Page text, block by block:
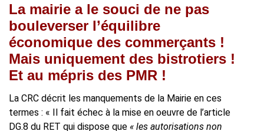
La mairie a le souci de ne pas
bouleverser l’équilibre
économique des commerçants !
Mais uniquement des bistrotiers !
Et au mépris des PMR !
La CRC décrit les manquements de la Mairie en ces
termes : « Il fait échec à la mise en oeuvre de l’article
DG.8 du RET qui dispose que « les autorisations non